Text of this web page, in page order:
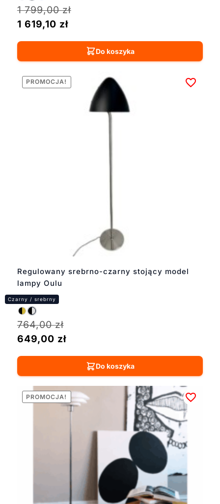
1 799,00zł
1 619,10 zł
Do koszyka
Regulowany srebrno-czarny stojący model
lampy Oulu
PROMOCJA!
764,00zł
649,00 zł
Do koszyka
PROMOCJA!